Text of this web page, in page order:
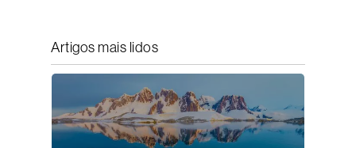
Artigos mais lidos